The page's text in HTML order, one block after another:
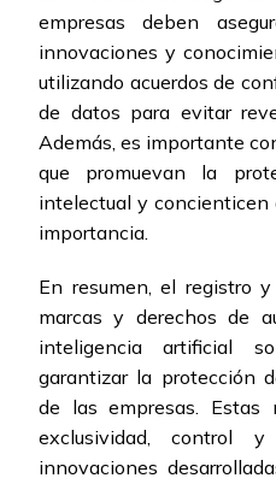
empresas deben
innovaciones y
utilizando acuerdos de
de datos para evitar
Además, es importante
que promuevan la
intelectual y concienticen
importancia.
En resumen, el registro
marcas y derechos de
inteligencia artificial
garantizar la protección
de las empresas. Estas
exclusividad, control
innovaciones